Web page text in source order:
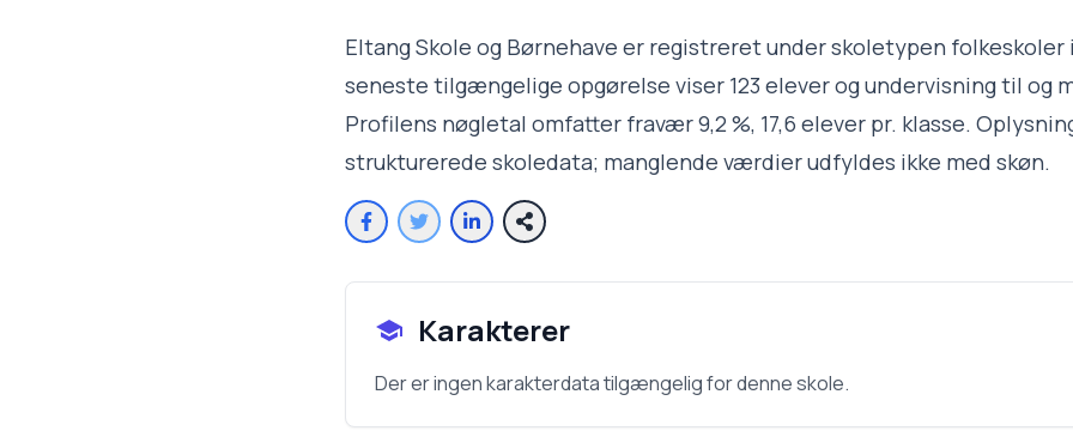
Eltang Skole og Børnehave er registreret under skoletypen folkeskoler
seneste tilgængelige opgørelse viser 123 elever og undervisning til og
Profilens nøgletal omfatter fravær 9,2 %, 17,6 elever pr. klasse.
strukturerede skoledata; manglende værdier udfyldes ikke med skøn.
Karakterer
Der er ingen karakterdata tilgængelig for denne skole.